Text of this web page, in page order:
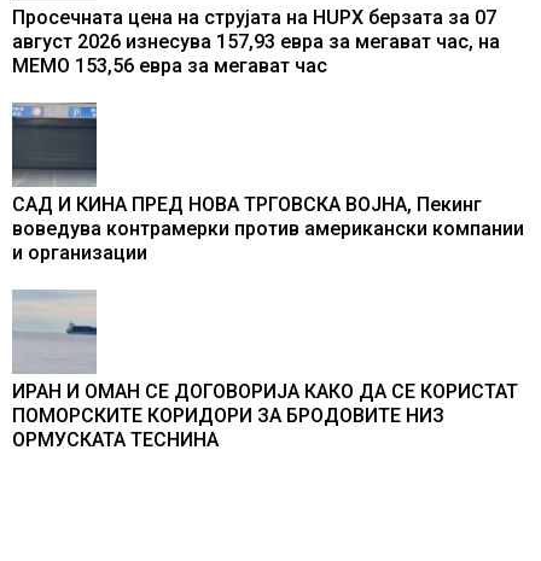
Просечната цена на струјата на HUPX берзата за 07
август 2026 изнесува 157,93 евра за мегават час, на
МЕМО 153,56 евра за мегават час
САД И КИНА ПРЕД НОВА ТРГОВСКА ВОЈНА, Пекинг
воведува контрамерки против американски компании
и организации
ИРАН И ОМАН СЕ ДОГОВОРИЈА КАКО ДА СЕ КОРИСТАТ
ПОМОРСКИТЕ КОРИДОРИ ЗА БРОДОВИТЕ НИЗ
ОРМУСКАТА ТЕСНИНА